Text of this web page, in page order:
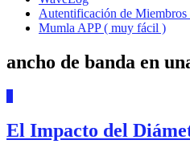
Autentificación de
Mumla APP ( muy fácil )
ancho de banda en
El Impacto del